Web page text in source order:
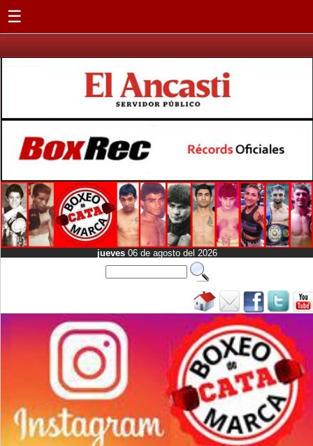
jueves 06 de agosto del 2026
☰